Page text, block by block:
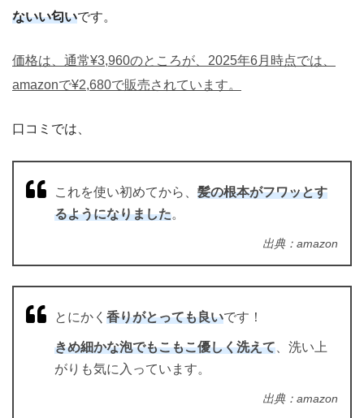
ないい匂いです。
価格は、通常¥3,960のところが、2025年6月時点では、
amazonで¥2,680で販売されています。
口コミでは、
これを使い初めてから、 髪の根本がフワッとす
るようになりました。
出典：amazon
とにかく 香りがとっても良いです！
きめ細かな泡でもこもこ優しく洗えて 、洗い上
がりも気に入っています。
出典：amazon